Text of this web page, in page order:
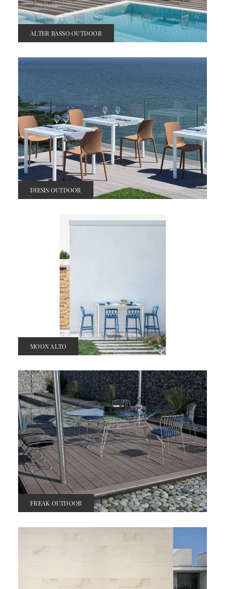
ALTER BASSO OUTDOOR
DIESIS OUTDOOR
MOON ALTO
FREAK OUTDOOR